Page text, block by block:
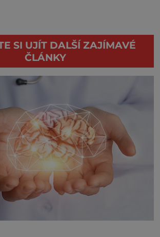
SI UJÍT DALŠÍ ZAJÍMAVÉ
ČLÁNKY